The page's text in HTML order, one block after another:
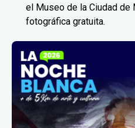
el Museo de la Ciudad de
fotográfica gratuita.